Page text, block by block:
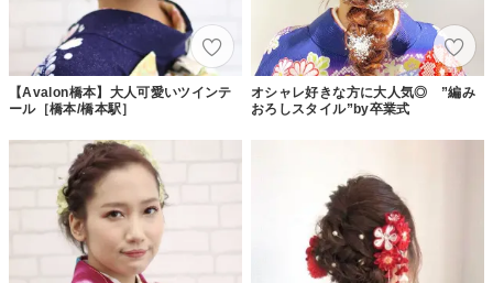
【Avalon橋本】大人可愛いツインテ
ール［橋本/橋本駅］
オシャレ好きな方に大人気◎ ”編み
おろしスタイル”by卒業式